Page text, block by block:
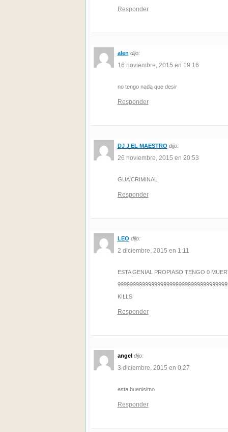
Responder
alen dijo:
16 noviembre, 2015 en 19:16
no tengo nada que desir
Responder
DJ J EL MAESTRO dijo:
26 noviembre, 2015 en 20:53
GUA CRIMINAL
Responder
LEO dijo:
2 diciembre, 2015 en 1:11
ESTA GENIAL PROPIASO TENGO 0
KILLS
Responder
angel dijo:
3 diciembre, 2015 en 0:27
esta buenisimo
Responder